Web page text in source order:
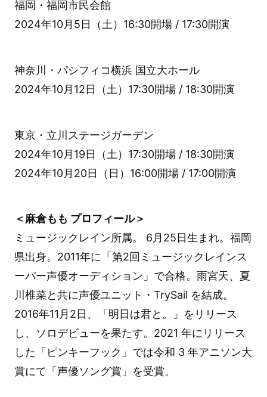
福岡・福岡市民会館
2024年10月5日（土）16:30開場 / 17:30開演
神奈川・パシフィコ横浜 国立大ホール
2024年10月12日（土）17:30開場 / 18:30開演
東京・立川ステージガーデン
2024年10月19日（土）17:30開場 / 18:30開演
2024年10月20日（日）16:00開場 / 17:00開演
＜麻倉もも プロフィール＞
ミュージックレイン所属。 6月25日生まれ。福岡
県出身。2011年に「第2回ミュージックレインス
ーパー声優オーディション」で合格。雨宮天、夏
川椎菜と共に声優ユニット・TrySail を結成。
2016年11月2日、「明日は君と。」をリリース
し、ソロデビューを果たす。2021 年にリリース
した「ピンキーフック」では令和 3 年アニソン大
賞にて「声優ソング賞」を受賞。